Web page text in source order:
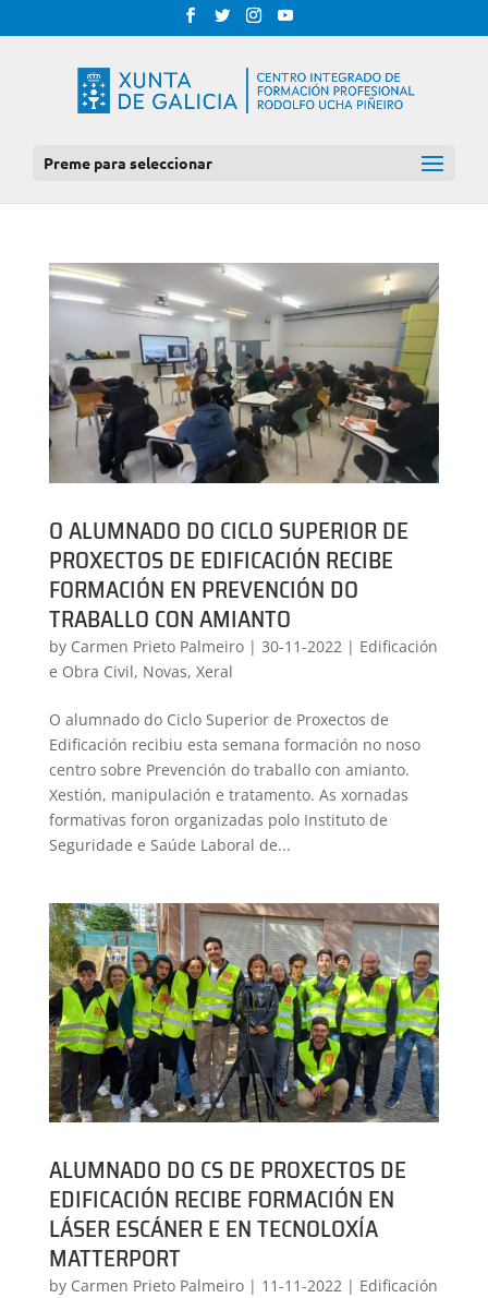
Preme para seleccionar
O ALUMNADO DO CICLO SUPERIOR DE
PROXECTOS DE EDIFICACIÓN RECIBE
FORMACIÓN EN PREVENCIÓN DO
TRABALLO CON AMIANTO
by Carmen Prieto Palmeiro| 30-11-2022 | Edificación
e Obra Civil, Novas, Xeral
O alumnado do Ciclo Superior de Proxectos de
Edificación recibiu esta semana formación no noso
centro sobre Prevención do traballo con amianto.
Xestión, manipulación e tratamento. As xornadas
formativas foron organizadas polo Instituto de
Seguridade e Saúde Laboral de...
ALUMNADO DO CS DE PROXECTOS DE
EDIFICACIÓN RECIBE FORMACIÓN EN
LÁSER ESCÁNER E EN TECNOLOXÍA
MATTERPORT
by Carmen Prieto Palmeiro| 11-11-2022| Edificación